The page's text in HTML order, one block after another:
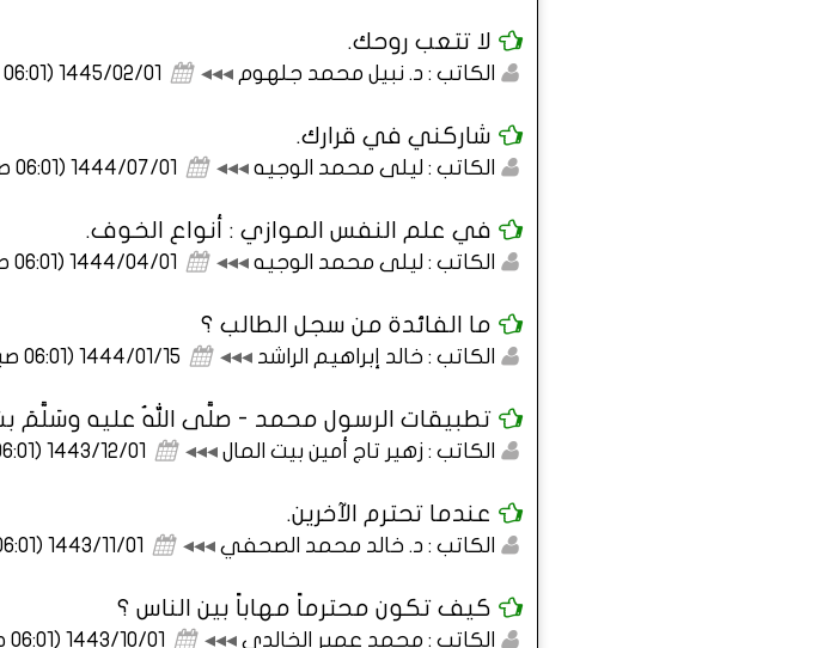
لا تتعب روحك.
الكاتب : د. نبيل محمد جلهوم ◂◂◂ 1445/02/01 (06:01 صباحاً)
شاركني في قرارك.
الكاتب : ليلى محمد الوجيه ◂◂◂ 1444/07/01 (06:01 صباحاً)
في علم النفس الموازي : أنواع الخوف.
الكاتب : ليلى محمد الوجيه ◂◂◂ 1444/04/01 (06:01 صباحاً)
ما الفائدة من سجل الطالب ؟
الكاتب : خالد إبراهيم الراشد ◂◂◂ 1444/01/15 (06:01 صباحاً)
تطبيقات الرسول محمد - صلَّى اللهُ عليه وسَلَّمَ
الكاتب : زهير تاج أمين بيت المال ◂◂◂ 1443/12/01 (06:01 صباحاً)
عندما تحترم الآخرين.
الكاتب : د. خالد محمد الصحفي ◂◂◂ 1443/11/01 (06:01 صباحاً)
كيف تكون محترماً مهاباً بين الناس ؟
الكاتب : محمد عمير الخالدي ◂◂◂ 1443/10/01 (06:01 صباحاً)